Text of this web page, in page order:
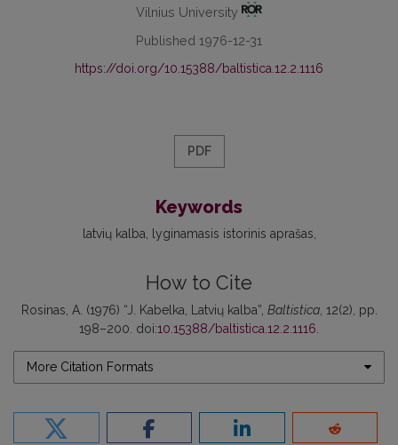
Vilnius University
Published 1976-12-31
https://doi.org/10.15388/baltistica.12.2.1116
PDF
Keywords
latvių kalba lyginamasis istorinis aprašas
How to Cite
Rosinas, A. (1976) “J. Kabelka, Latvių kalba”, Baltistica, 12(2), pp.
198–200. doi:10.15388/baltistica.12.2.1116
More Citation Formats